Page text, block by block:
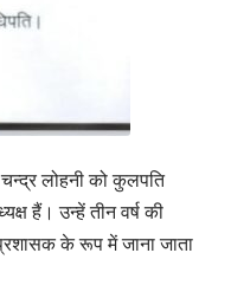
लोहनी को कुलपति
हैं। उन्हें तीन वर्ष की
के रूप में जाना जाता